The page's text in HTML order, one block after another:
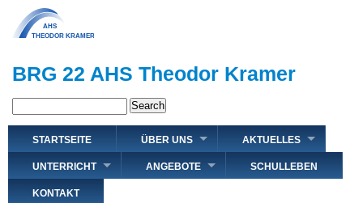
zum
Inhalt
BRG 22 AHS Theodor Kramer
Hauptnavigation
STARTSEITE ÜBER UNS AKTUELLES
UNTERRICHT ANGEBOTE SCHULLEBEN
KONTAKT